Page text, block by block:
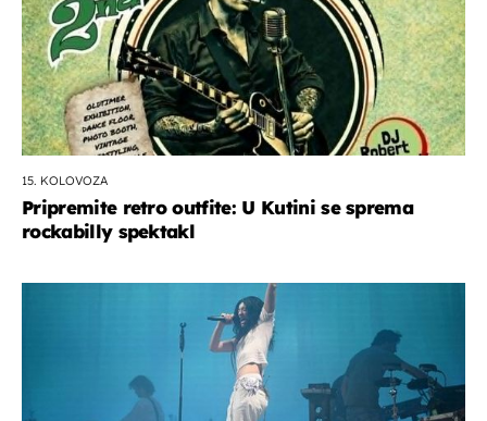
15. KOLOVOZA
Pripremite retro outfite: U Kutini se sprema
rockabilly spektakl